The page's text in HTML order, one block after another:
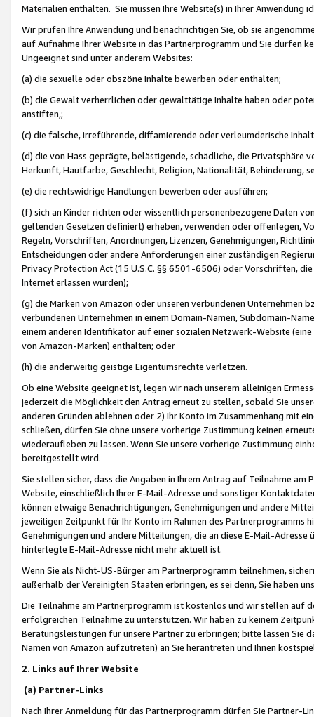
Materialien enthalten. Sie müssen Ihre Website(s) in Ihrer Anwendung
Wir prüfen Ihre Anwendung und benachrichtigen Sie, ob sie
auf Aufnahme Ihrer Website in das Partnerprogramm und Sie dürfen
Ungeeignet sind unter anderem Websites:
(a) die sexuelle oder obszöne Inhalte bewerben oder enthalten;
(b) die Gewalt verherrlichen oder gewalttätige Inhalte haben oder
anstiften,;
(c) die falsche, irreführende, diffamierende oder verleumderische
(d) die von Hass geprägte, belästigende, schädliche, die Privatsphäre
Herkunft, Hautfarbe, Geschlecht, Religion, Nationalität, Behinderung,
(e) die rechtswidrige Handlungen bewerben oder ausführen;
(f) sich an Kinder richten oder wissentlich personenbezogene Daten
geltenden Gesetzen definiert) erheben, verwenden oder offenlegen,
Regeln, Vorschriften, Anordnungen, Lizenzen, Genehmigungen,
Entscheidungen oder andere Anforderungen einer zuständigen
Privacy Protection Act (15 U.S.C. §§ 6501-6506) oder Vorschriften,
Internet erlassen wurden);
(g) die Marken von Amazon oder unseren verbundenen Unternehmen
verbundenen Unternehmen in einem Domain-Namen, Subdomain-
einem anderen Identifikator auf einer sozialen Netzwerk-Website
von Amazon-Marken) enthalten; oder
(h) die anderweitig geistige Eigentumsrechte verletzen.
Ob eine Website geeignet ist, legen wir nach unserem alleinigen
jederzeit die Möglichkeit den Antrag erneut zu stellen, sobald Sie
anderen Gründen ablehnen oder 2) Ihr Konto im Zusammenhang mit
schließen, dürfen Sie ohne unsere vorherige Zustimmung keinen
wiederaufleben zu lassen. Wenn Sie unsere vorherige Zustimmung
bereitgestellt wird.
Sie stellen sicher, dass die Angaben in Ihrem Antrag auf Teilnahme
Website, einschließlich Ihrer E-Mail-Adresse und sonstiger
können etwaige Benachrichtigungen, Genehmigungen und andere
jeweiligen Zeitpunkt für Ihr Konto im Rahmen des Partnerprogramms
Genehmigungen und andere Mitteilungen, die an diese E-Mail-
hinterlegte E-Mail-Adresse nicht mehr aktuell ist.
Wenn Sie als Nicht-US-Bürger am Partnerprogramm teilnehmen,
außerhalb der Vereinigten Staaten erbringen, es sei denn, Sie haben
Die Teilnahme am Partnerprogramm ist kostenlos und wir stellen auf
erfolgreichen Teilnahme zu unterstützen. Wir haben zu keinem
Beratungsleistungen für unsere Partner zu erbringen; bitte lassen Sie
Namen von Amazon aufzutreten) an Sie herantreten und Ihnen
2. Links auf Ihrer Website
(a) Partner-Links
Nach Ihrer Anmeldung für das Partnerprogramm dürfen Sie Partner-